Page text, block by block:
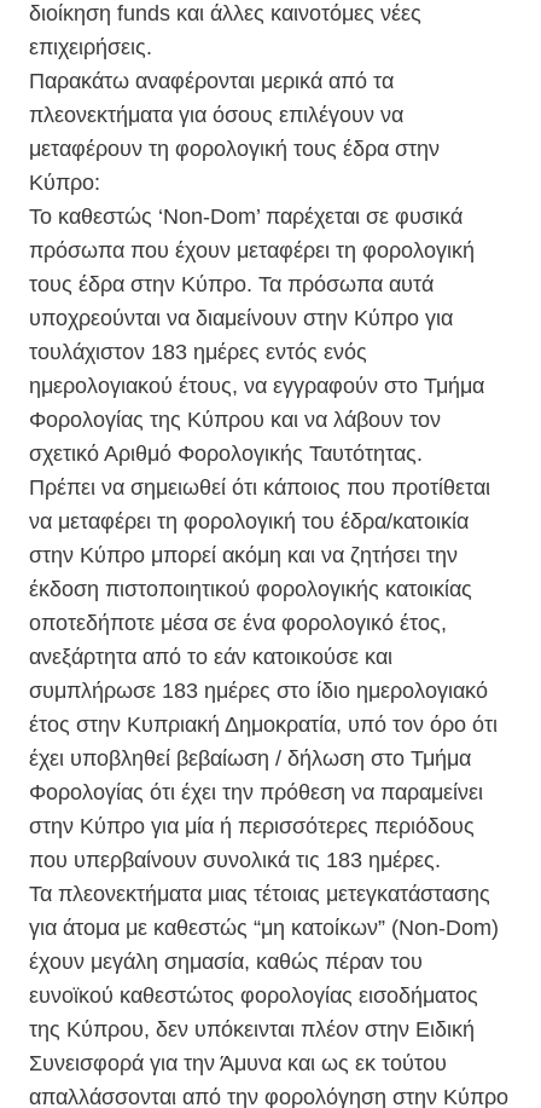
διοίκηση funds και άλλες καινοτόμες νέες
επιχειρήσεις.
Παρακάτω αναφέρονται μερικά από τα
πλεονεκτήματα για όσους επιλέγουν να
μεταφέρουν τη φορολογική τους έδρα στην
Κύπρο:
Το καθεστώς ‘Non-Dom’ παρέχεται σε φυσικά
πρόσωπα που έχουν μεταφέρει τη φορολογική
τους έδρα στην Κύπρο. Τα πρόσωπα αυτά
υποχρεούνται να διαμείνουν στην Κύπρο για
τουλάχιστον 183 ημέρες εντός ενός
ημερολογιακού έτους, να εγγραφούν στο Τμήμα
Φορολογίας της Κύπρου και να λάβουν τον
σχετικό Αριθμό Φορολογικής Ταυτότητας.
Πρέπει να σημειωθεί ότι κάποιος που προτίθεται
να μεταφέρει τη φορολογική του έδρα/κατοικία
στην Κύπρο μπορεί ακόμη και να ζητήσει την
έκδοση πιστοποιητικού φορολογικής κατοικίας
οποτεδήποτε μέσα σε ένα φορολογικό έτος,
ανεξάρτητα από το εάν κατοικούσε και
συμπλήρωσε 183 ημέρες στο ίδιο ημερολογιακό
έτος στην Κυπριακή Δημοκρατία, υπό τον όρο ότι
έχει υποβληθεί βεβαίωση / δήλωση στο Τμήμα
Φορολογίας ότι έχει την πρόθεση να παραμείνει
στην Κύπρο για μία ή περισσότερες περιόδους
που υπερβαίνουν συνολικά τις 183 ημέρες.
Τα πλεονεκτήματα μιας τέτοιας μετεγκατάστασης
για άτομα με καθεστώς “μη κατοίκων” (Νοn-Dom)
έχουν μεγάλη σημασία, καθώς πέραν του
ευνοϊκού καθεστώτος φορολογίας εισοδήματος
της Κύπρου, δεν υπόκεινται πλέον στην Ειδική
Συνεισφορά για την Άμυνα και ως εκ τούτου
απαλλάσσονται από την φορολόγηση στην Κύπρο